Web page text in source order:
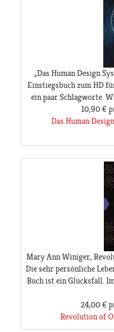
„Das Human Design
Einstiegsbuch zum HD
ein paar Schlagworte.
10,90 €
Das Human
Mary Ann Winiger,
Die sehr persönliche
Buch ist ein Glücksfall.
24,00 €
Revolution of